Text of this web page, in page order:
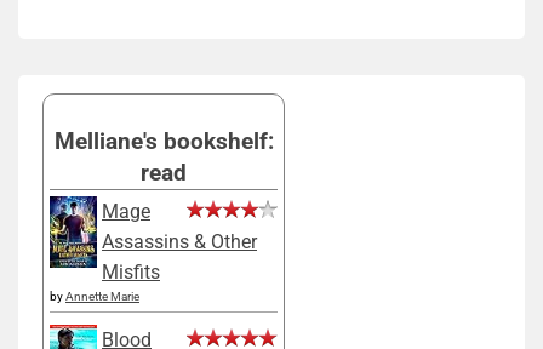
Melliane's bookshelf:
read
Mage
Assassins & Other
Misfits
byAnnette Marie
Blood